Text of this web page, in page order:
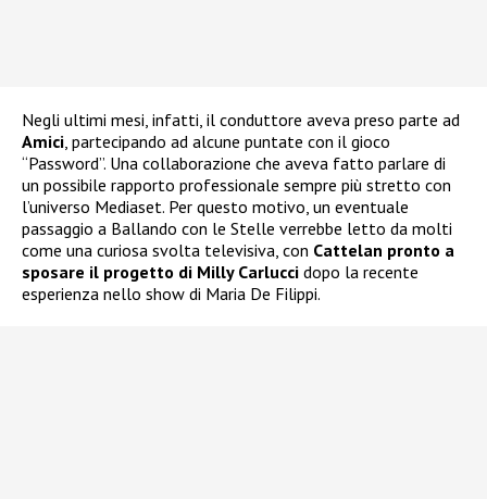
Negli ultimi mesi, infatti, il conduttore aveva preso parte ad
Amici, partecipando ad alcune puntate con il gioco
“Password”. Una collaborazione che aveva fatto parlare di
un possibile rapporto professionale sempre più stretto con
l’universo Mediaset. Per questo motivo, un eventuale
passaggio a Ballando con le Stelle verrebbe letto da molti
come una curiosa svolta televisiva, con Cattelan pronto a
sposare il progetto di Milly Carlucci dopo la recente
esperienza nello show di Maria De Filippi.